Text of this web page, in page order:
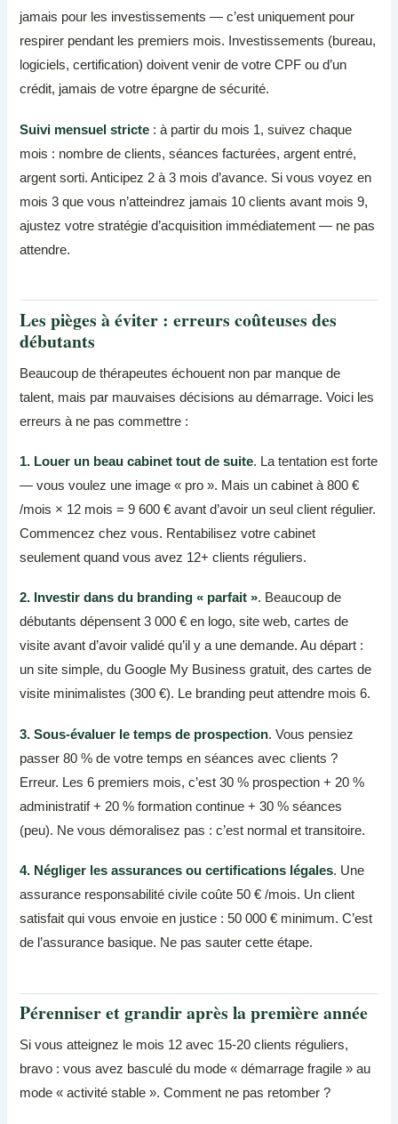
jamais pour les investissements — c’est uniquement pour
respirer pendant les premiers mois. Investissements (bureau,
logiciels, certification) doivent venir de votre CPF ou d’un
crédit, jamais de votre épargne de sécurité.
Suivi mensuel stricte : à partir du mois 1, suivez chaque
mois : nombre de clients, séances facturées, argent entré,
argent sorti. Anticipez 2 à 3 mois d’avance. Si vous voyez en
mois 3 que vous n’atteindrez jamais 10 clients avant mois 9,
ajustez votre stratégie d’acquisition immédiatement — ne pas
attendre.
Les pièges à éviter : erreurs coûteuses des
débutants
Beaucoup de thérapeutes échouent non par manque de
talent, mais par mauvaises décisions au démarrage. Voici les
erreurs à ne pas commettre :
1. Louer un beau cabinet tout de suite. La tentation est forte
— vous voulez une image « pro ». Mais un cabinet à 800 €
/mois × 12 mois = 9 600 € avant d’avoir un seul client régulier.
Commencez chez vous. Rentabilisez votre cabinet
seulement quand vous avez 12+ clients réguliers.
2. Investir dans du branding « parfait ». Beaucoup de
débutants dépensent 3 000 € en logo, site web, cartes de
visite avant d’avoir validé qu’il y a une demande. Au départ :
un site simple, du Google My Business gratuit, des cartes de
visite minimalistes (300 €). Le branding peut attendre mois 6.
3. Sous-évaluer le temps de prospection. Vous pensiez
passer 80 % de votre temps en séances avec clients ?
Erreur. Les 6 premiers mois, c’est 30 % prospection + 20 %
administratif + 20 % formation continue + 30 % séances
(peu). Ne vous démoralisez pas : c’est normal et transitoire.
4. Négliger les assurances ou certifications légales. Une
assurance responsabilité civile coûte 50 € /mois. Un client
satisfait qui vous envoie en justice : 50 000 € minimum. C’est
de l’assurance basique. Ne pas sauter cette étape.
Pérenniser et grandir après la première année
Si vous atteignez le mois 12 avec 15-20 clients réguliers,
bravo : vous avez basculé du mode « démarrage fragile » au
mode « activité stable ». Comment ne pas retomber ?